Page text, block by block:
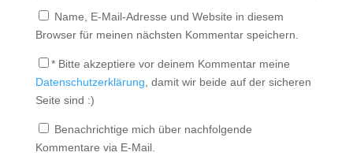
Name, E-Mail-Adresse und Website in diesem
Browser für meinen nächsten Kommentar speichern.
*Bitte akzeptiere vor deinem Kommentar meine
Datenschutzerklärung , damit wir beide auf der sicheren
Seite sind :)
Benachrichtige mich über nachfolgende
Kommentare via E-Mail.